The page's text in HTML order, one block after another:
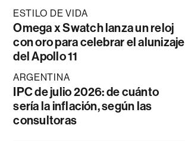
ESTILO DE VIDA
Omega x Swatch lanza un reloj
con oro para celebrar el alunizaje
del Apollo 11
ARGENTINA
IPC de julio 2026: de cuánto
sería la inflación, según las
consultoras